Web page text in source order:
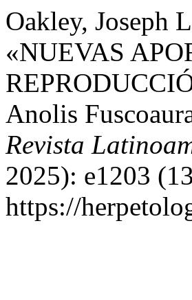
Oakley, Joseph
«NUEVAS
Anolis
Revista
2025): e1203
https://